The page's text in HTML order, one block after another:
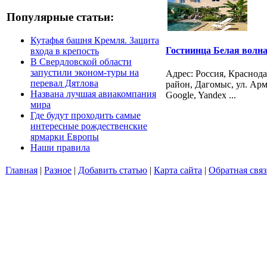
Популярные статьи:
Кутафья башня Кремля. Защита
входа в крепость
В Свердловской области
запустили эконом-туры на
перевал Дятлова
Названа лучшая авиакомпания
мира
Где будут проходить самые
интересные рождественские
ярмарки Европы
Наши правила
Гостиинца Белая волна
Адрес: Россия,
район, Дагомыс, ул.
Google, Yandex ...
Главная | Разное | Добавить статью | Карта сайта | Обратная